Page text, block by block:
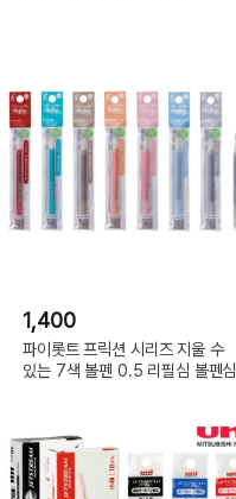
1,400
파이롯트 프릭션 시리즈 지울 수
있는 7색 볼펜 0.5 리필심 볼펜심